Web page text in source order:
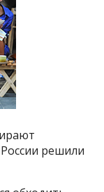
решили